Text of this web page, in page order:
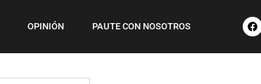
OPINIÓN PAUTE CON NOSOTROS